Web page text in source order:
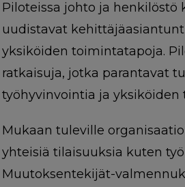
Piloteissa johto ja henkilöstö
uudistavat
yksiköiden toimintatapoja.
ratkaisuja, jotka parantavat
työhyvinvointia ja yksiköiden
Mukaan tuleville
yhteisiä tilaisuuksia kuten
Muutoksentekijät-